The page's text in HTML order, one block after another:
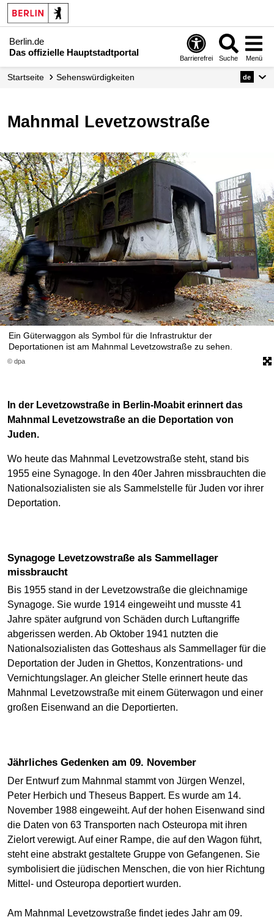
Berlin.de
Das offizielle Hauptstadtportal
Barrierefrei Suche Menü
Startseite Sehenswürdigkeiten de
Mahnmal Levetzowstraße
© dpa
Ein Güterwaggon als Symbol für die Infrastruktur der
Deportationen ist am Mahnmal Levetzowstraße zu sehen.
In der Levetzowstraße in Berlin-Moabit erinnert das
Mahnmal Levetzowstraße an die Deportation von
Juden.
Wo heute das Mahnmal Levetzowstraße steht, stand bis
1955 eine Synagoge. In den 40er Jahren missbrauchten die
Nationalsozialisten sie als Sammelstelle für Juden vor ihrer
Deportation.
Synagoge Levetzowstraße als Sammellager
missbraucht
Bis 1955 stand in der Levetzowstraße die gleichnamige
Synagoge. Sie wurde 1914 eingeweiht und musste 41
Jahre später aufgrund von Schäden durch Luftangriffe
abgerissen werden. Ab Oktober 1941 nutzten die
Nationalsozialisten das Gotteshaus als Sammellager für die
Deportation der Juden in Ghettos, Konzentrations- und
Vernichtungslager. An gleicher Stelle erinnert heute das
Mahnmal Levetzowstraße mit einem Güterwagon und einer
großen Eisenwand an die Deportierten.
Jährliches Gedenken am 09. November
Der Entwurf zum Mahnmal stammt von Jürgen Wenzel,
Peter Herbich und Theseus Bappert. Es wurde am 14.
November 1988 eingeweiht. Auf der hohen Eisenwand sind
die Daten von 63 Transporten nach Osteuropa mit ihren
Zielort verewigt. Auf einer Rampe, die auf den Wagon führt,
steht eine abstrakt gestaltete Gruppe von Gefangenen. Sie
symbolisiert die jüdischen Menschen, die von hier Richtung
Mittel- und Osteuropa deportiert wurden.
Am Mahnmal Levetzowstraße findet jedes Jahr am 09.